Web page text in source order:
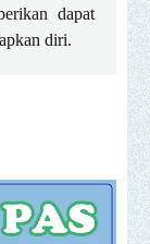
dapat
diri.